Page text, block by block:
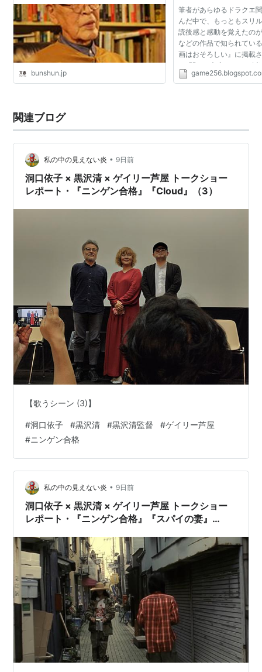
価を高める。香港、エジンバラ、トロント、パリ、
台北、ロッテルダム等の各映画祭で『黒沢清特集』
が組まれた。
2000年、『回路』が、カンヌ国際映画祭で国際批評
家連盟賞を受賞。
2007年、韓国との合作『叫』が公開。
カで一般公開。
2012年、WOWOWで連続ドラマ『贖罪』が放送。ベ
作品
『さらば相棒』*脚本のみ
『神田川淫乱戦争』
『ドレミファ娘の血は騒ぐ』
1989年
『スウィートホーム』
『危ない話・夢幻物語 』
『危ない話２・奴らは今夜もやって来た』脚本：
1990年
「もだえ苦しむ活字中毒者・地獄の味噌蔵」
1992年
「よろこびの渦巻」
1993年
「ワタナベ」
「学校の怪談」
1994年
『８９３（ヤクザ）タクシー』
『打鐘・男たちの激情
『花子さん』
1995年
『勝手にしやがれ！！強奪計画』脚本：赤井国
泰、黒沢清
『勝手にしやがれ！！脱出計画』脚本：黒沢清
1996年
ライン
bunshun.jp
筆者があらゆるドラクエ
んだ中で、もっともスリ
読後感と感動を覚えたの
などの作品で知られてい
画はおそろしい』に掲載
Ⅱに関する文章である。
用しよう。 「FFⅢをめぐ
関連ブログ
私の中の見えない炎 • 9日前
洞口依子 × 黒沢清 × ゲイリー芦屋 トークショー
レポート・『ニンゲン合格』『Cloud』（3）
【歌うシーン (3)】
#洞口依子 #黒沢清 #黒沢清監督 #ゲイリー芦屋
#ニンゲン合格
私の中の見えない炎 • 9日前
洞口依子 × 黒沢清 × ゲイリー芦屋 トークショー
レポート・『ニンゲン合格』『スパイの妻』